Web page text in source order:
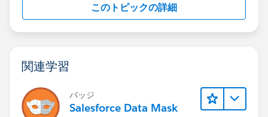
このトピックの詳細
関連学習
バッジ
Salesforce Data Mask